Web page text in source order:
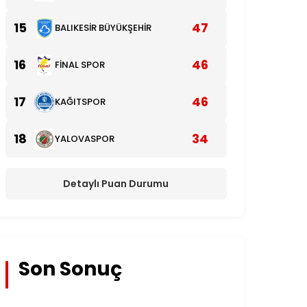
15 BALIKESİR BÜYÜKŞEHİR 47
16 FİNAL SPOR 46
17 KAĞITSPOR 46
18 YALOVASPOR 34
Detaylı Puan Durumu
Son Sonuç